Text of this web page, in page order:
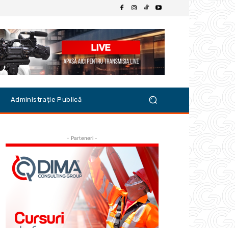
Administrație Publică
- Parteneri -